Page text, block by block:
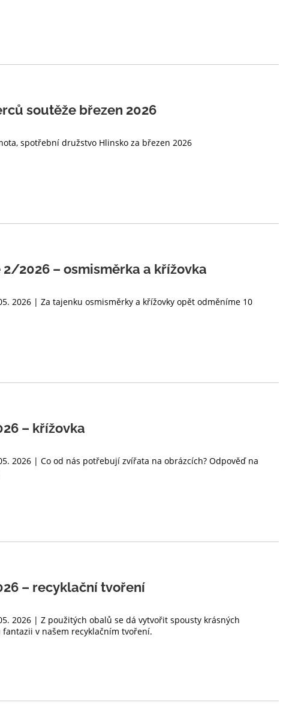
soutěže březen 2026
spotřební družstvo Hlinsko za březen 2026
2/2026 – osmisměrka a křížovka
2026 | Za tajenku osmisměrky a křížovky opět odměníme 10
– křížovka
2026 | Co od nás potřebují zvířata na obrázcích? Odpověď na
– recyklační tvoření
2026 | Z použitých obalů se dá vytvořit spousty krásných
fantazii v našem recyklačním tvoření.